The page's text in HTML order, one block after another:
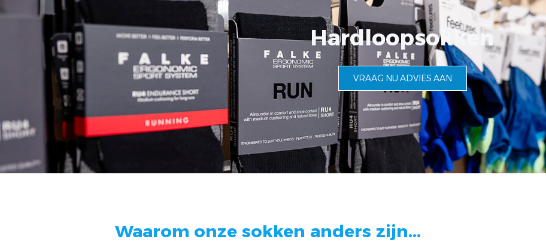
Hardloopsokken
VRAAG NU ADVIES AAN
Waarom onze sokken anders zijn...